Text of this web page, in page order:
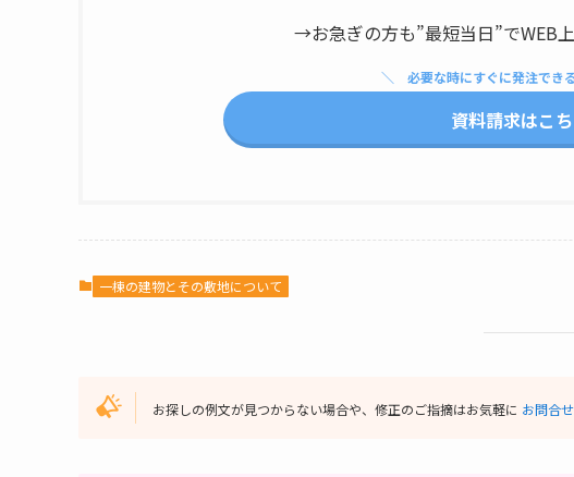
→お急ぎの方も”最短当日”でWEB
必要な時にすぐに発注でき
資料請求はこ
一棟の建物とその敷地について
お探しの例文が見つからない場合や、修正のご指摘はお気軽に お問合